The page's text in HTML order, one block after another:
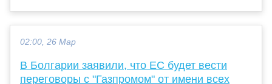
02:00, 26 Мар
В Болгарии заявили, что ЕС будет вести
переговоры с "Газпромом" от имени всех